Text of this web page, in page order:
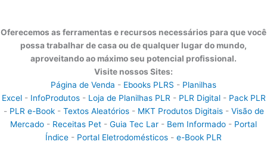
Oferecemos as ferramentas e recursos necessários para que você
possa trabalhar de casa ou de qualquer lugar do mundo,
aproveitando ao máximo seu potencial profissional.
Visite nossos Sites:
Página de Venda - Ebooks PLRS - Planilhas
Excel- InfoProdutos- Loja de Planilhas PLR - PLR Digital- Pack PLR
- PLR e-Book- Textos Aleatórios- MKT Produtos Digitais- Visão de
Mercado - Receitas Pet - Guia Tec Lar - Bem Informado - Portal
Índice - Portal Eletrodomésticos - e-Book PLR